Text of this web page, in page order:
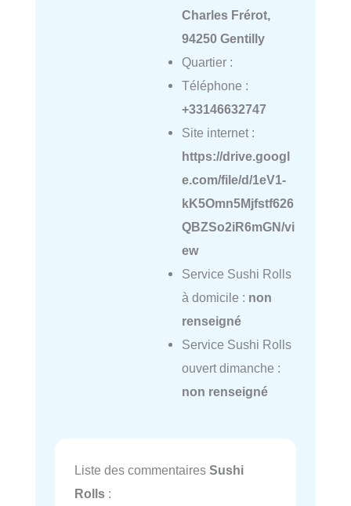
Charles Frérot,
94250 Gentilly
Quartier :
Téléphone :
+33146632747
Site internet :
https://drive.googl
e.com/file/d/1eV1-
kK5Omn5Mjfstf626
QBZSo2iR6mGN/vi
ew
Service Sushi Rolls
à domicile : non
renseigné
Service Sushi Rolls
ouvert dimanche :
non renseigné
Liste des commentaires Sushi
Rolls :